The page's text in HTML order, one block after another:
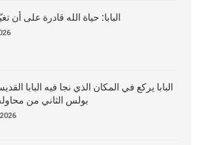
البابا: حياة الله قادرة على أن
البابا يركع في المكان الذي نجا فيه البابا
بولس الثاني من